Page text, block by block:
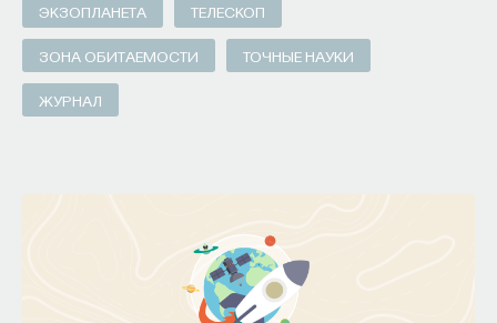
ЭКЗОПЛАНЕТА ТЕЛЕСКОП
ЗОНА ОБИТАЕМОСТИ ТОЧНЫЕ НАУКИ
ЖУРНАЛ